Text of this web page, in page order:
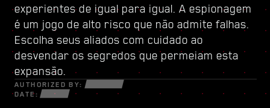
experientes de igual para igual. A espionagem
é um jogo de alto risco que não admite falhas.
Escolha seus aliados com cuidado ao
desvendar os segredos que permeiam esta
expansão.
AUTHORIZED BY:
DATE:
oportunidades que só se revelam a quem
estiver disposto a fazer o que for preciso.
Dentro de suas paredes, descubra serviços e
missões eletrizantes nos quais você arriscará
tudo.
sobreviver em um mundo fragmentado de
traficantes desesperados, trilha-redes
astutos e mercenários implacáveis em busca
de lucro e poder.